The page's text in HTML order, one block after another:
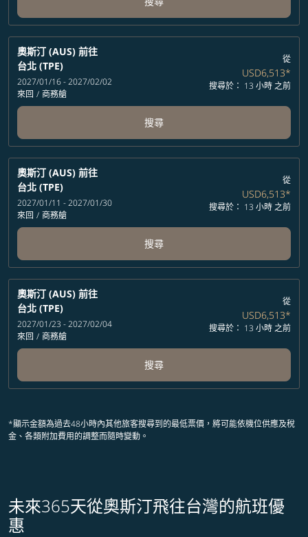
奧斯汀 (AUS) 前往
台北 (TPE)
2027/01/16 - 2027/02/02
來回 / 商務艙
從
USD6,513*
搜尋於： 13 小時 之前
搜尋
奧斯汀 (AUS) 前往
台北 (TPE)
2027/01/11 - 2027/01/30
來回 / 商務艙
從
USD6,513*
搜尋於： 13 小時 之前
搜尋
奧斯汀 (AUS) 前往
台北 (TPE)
2027/01/23 - 2027/02/04
來回 / 商務艙
從
USD6,513*
搜尋於： 13 小時 之前
搜尋
*顯示金額為過去48小時內其他旅客搜尋到的最低票價，將可能依機位供應及稅
金、各類附加費用的調整而隨時變動。
未來365天從奧斯汀飛往台灣的航班優
惠